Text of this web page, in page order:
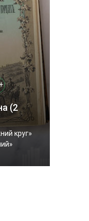
(2
круг»